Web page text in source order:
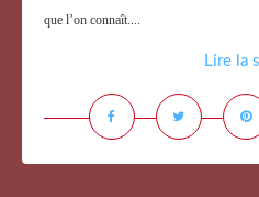
que l’on connaît....
Lire la